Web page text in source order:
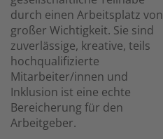
durch einen Arbeitsplatz von
großer Wichtigkeit. Sie sind
zuverlässige, kreative, teils
hochqualifizierte
Mitarbeiter/innen und
Inklusion ist eine echte
Bereicherung für den
Arbeitgeber.